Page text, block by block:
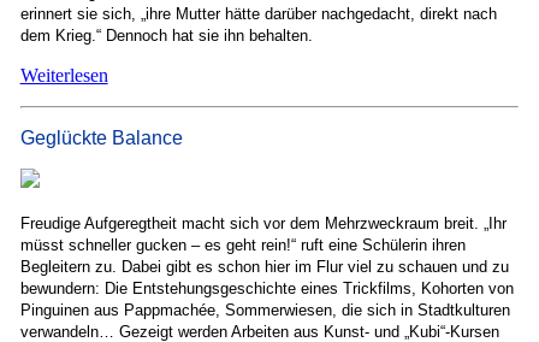
erinnert sie sich, „ihre Mutter hätte darüber nachgedacht, direkt nach
dem Krieg.“ Dennoch hat sie ihn behalten.
Weiterlesen
Geglückte Balance
Freudige Aufgeregtheit macht sich vor dem Mehrzweckraum breit. „Ihr
müsst schneller gucken – es geht rein!“ ruft eine Schülerin ihren
Begleitern zu. Dabei gibt es schon hier im Flur viel zu schauen und zu
bewundern: Die Entstehungsgeschichte eines Trickfilms, Kohorten von
Pinguinen aus Pappmachée, Sommerwiesen, die sich in Stadtkulturen
verwandeln… Gezeigt werden Arbeiten aus Kunst- und „Kubi“-Kursen